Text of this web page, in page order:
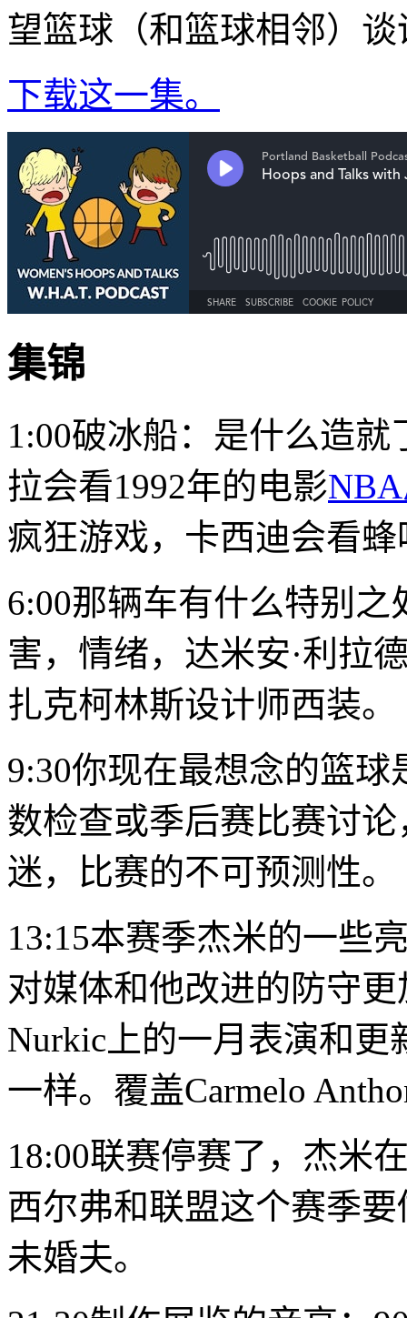
望篮球（和篮球相邻）谈
下载这一集。
集锦
1:00破冰船：是什么造
拉会看1992年的电影
疯狂游戏，卡西迪会看
6:00那辆车有什么特别之
害，情绪， 达米安·利拉
扎克柯林斯设计师西装。
9:30你现在最想念的篮
数检查或季后赛比赛讨
迷，比赛的不可预测性。
13:15本赛季杰米的一些
对媒体和他改进的防守更
Nurkic上的一月表演和
一样。覆盖Carmelo
18:00联赛停赛了，杰米
西尔弗和联盟这个赛季
未婚夫。